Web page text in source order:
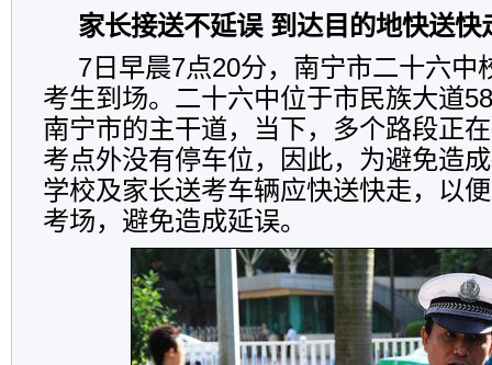
家长接送不延误 到达目的地快送快
7日早晨7点20分，南宁市二十六中
考生到场。二十六中位于市民族大道
南宁市的主干道，当下，多个路段正
考点外没有停车位，因此，为避免造
学校及家长送考车辆应快送快走，以
考场，避免造成延误。